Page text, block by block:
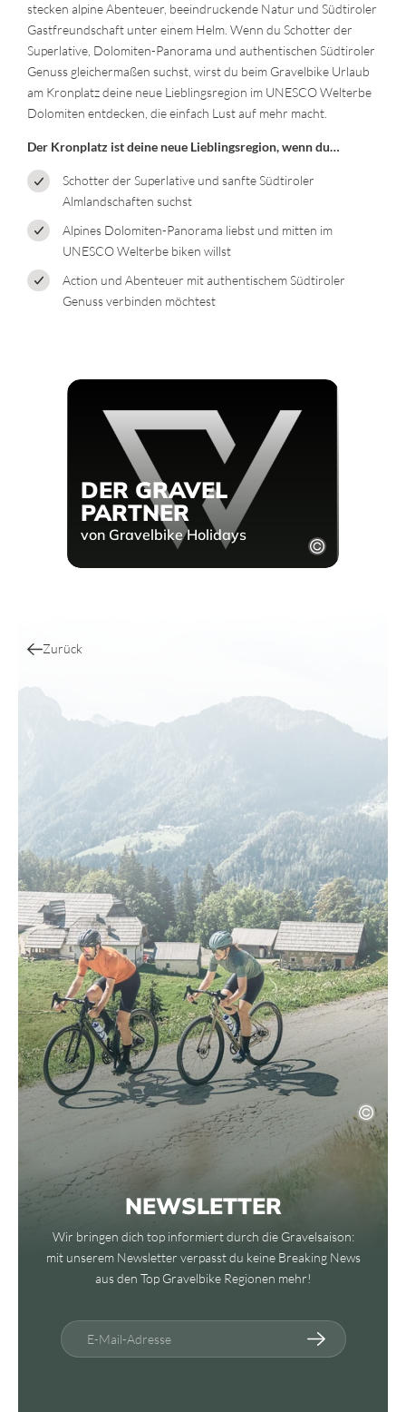
stecken alpine Abenteuer, beeindruckende Natur und Südtiroler
Gastfreundschaft unter einem Helm. Wenn du Schotter der
Superlative, Dolomiten-Panorama und authentischen Südtiroler
Genuss gleichermaßen suchst, wirst du beim Gravelbike Urlaub
am Kronplatz deine neue Lieblingsregion im UNESCO Welterbe
Dolomiten entdecken, die einfach Lust auf mehr macht.
Der Kronplatz ist deine neue Lieblingsregion, wenn du…
Schotter der Superlative und sanfte Südtiroler
Almlandschaften suchst
Alpines Dolomiten-Panorama liebst und mitten im
UNESCO Welterbe biken willst
Action und Abenteuer mit authentischem Südtiroler
Genuss verbinden möchtest
DER GRAVEL
PARTNER
von Gravelbike Holidays
Zurück
NEWSLETTER
Wir bringen dich top informiert durch die Gravelsaison:
mit unserem Newsletter verpasst du keine Breaking News
aus den Top Gravelbike Regionen mehr!
E-Mail-Adresse